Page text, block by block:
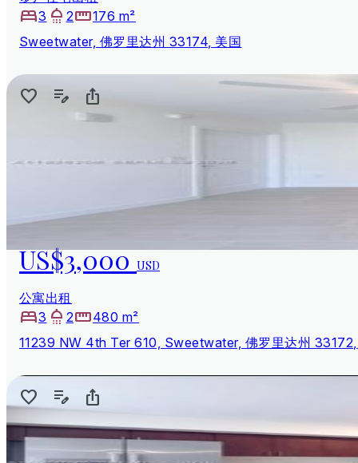
3
2
176 m²
Sweetwater, 佛罗里达州 33174, 美国
US$3,000USD
公寓出租
3
2
480 m²
11239 NW 4th Ter 610, Sweetwater, 佛罗里达州